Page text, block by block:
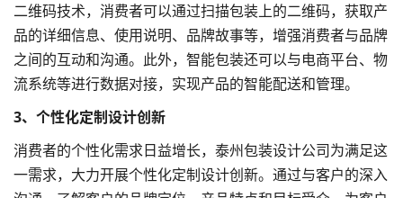
二维码技术，消费者可以通过扫描包装上的二维码，获取产
品的详细信息、使用说明、品牌故事等，增强消费者与品牌
之间的互动和沟通。此外，智能包装还可以与电商平台、物
流系统等进行数据对接，实现产品的智能配送和管理。
3、个性化定制设计创新
消费者的个性化需求日益增长，泰州包装设计公司为满足这
一需求，大力开展个性化定制设计创新。通过与客户的深入